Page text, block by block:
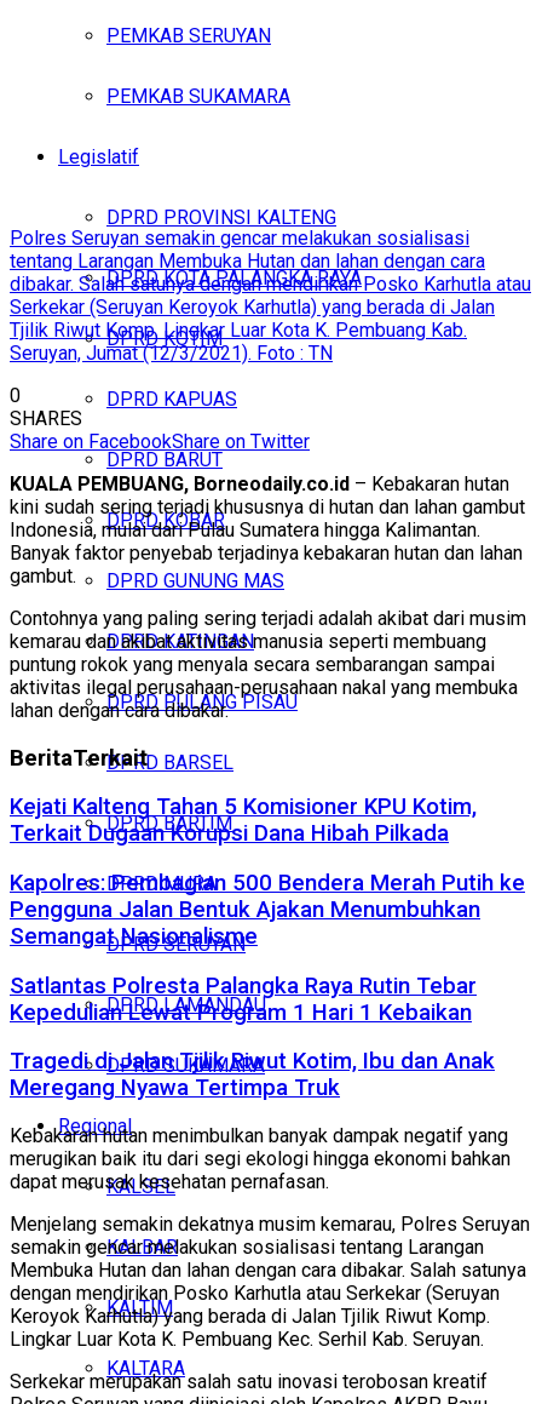
PEMKAB SERUYAN
PEMKAB SUKAMARA
Legislatif
DPRD PROVINSI KALTENG
DPRD KOTA PALANGKA RAYA
DPRD KOTIM
DPRD KAPUAS
DPRD BARUT
DPRD KOBAR
DPRD GUNUNG MAS
DPRD KATINGAN
DPRD PULANG PISAU
DPRD BARSEL
DPRD BARTIM
DPRD MURA
DPRD SERUYAN
DPRD LAMANDAU
DPRD SUKAMARA
Regional
KALSEL
KALBAR
KALTIM
KALTARA
Polres Seruyan semakin gencar melakukan sosialisasi
tentang Larangan Membuka Hutan dan lahan dengan cara
dibakar. Salah satunya dengan mendirikan Posko Karhutla atau
Serkekar (Seruyan Keroyok Karhutla) yang berada di Jalan
Tjilik Riwut Komp. Lingkar Luar Kota K. Pembuang Kab.
Seruyan, Jumat (12/3/2021). Foto : TN
0
SHARES
Share on FacebookShare on Twitter
KUALA PEMBUANG, Borneodaily.co.id – Kebakaran hutan
kini sudah sering terjadi khususnya di hutan dan lahan gambut
Indonesia, mulai dari Pulau Sumatera hingga Kalimantan.
Banyak faktor penyebab terjadinya kebakaran hutan dan lahan
gambut.
Contohnya yang paling sering terjadi adalah akibat dari musim
kemarau dan akibat aktivitas manusia seperti membuang
puntung rokok yang menyala secara sembarangan sampai
aktivitas ilegal perusahaan-perusahaan nakal yang membuka
lahan dengan cara dibakar.
BeritaTerkait
Kejati Kalteng Tahan 5 Komisioner KPU Kotim,
Terkait Dugaan Korupsi Dana Hibah Pilkada
Kapolres: Pembagian 500 Bendera Merah Putih ke
Pengguna Jalan Bentuk Ajakan Menumbuhkan
Semangat Nasionalisme
Satlantas Polresta Palangka Raya Rutin Tebar
Kepedulian Lewat Program 1 Hari 1 Kebaikan
Tragedi di Jalan Tjilik Riwut Kotim, Ibu dan Anak
Meregang Nyawa Tertimpa Truk
Kebakaran hutan menimbulkan banyak dampak negatif yang
merugikan baik itu dari segi ekologi hingga ekonomi bahkan
dapat merusak kesehatan pernafasan.
Menjelang semakin dekatnya musim kemarau, Polres Seruyan
semakin gencar melakukan sosialisasi tentang Larangan
Membuka Hutan dan lahan dengan cara dibakar. Salah satunya
dengan mendirikan Posko Karhutla atau Serkekar (Seruyan
Keroyok Karhutla) yang berada di Jalan Tjilik Riwut Komp.
Lingkar Luar Kota K. Pembuang Kec. Serhil Kab. Seruyan.
Serkekar merupakan salah satu inovasi terobosan kreatif